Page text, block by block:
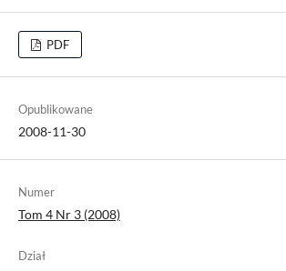
PDF
Opublikowane
2008-11-30
Numer
Tom 4 Nr 3 (2008)
Dział